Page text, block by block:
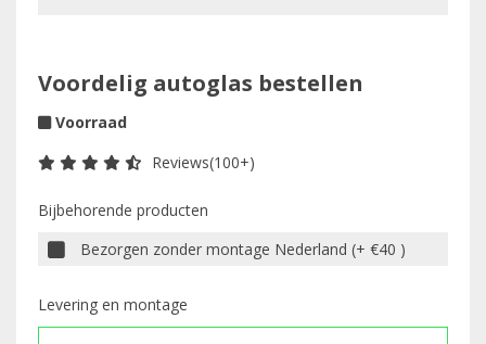
Voordelig autoglas bestellen
Voorraad
Reviews(100+)
Bijbehorende producten
Bezorgen zonder montage Nederland (+ €40 )
Levering en montage